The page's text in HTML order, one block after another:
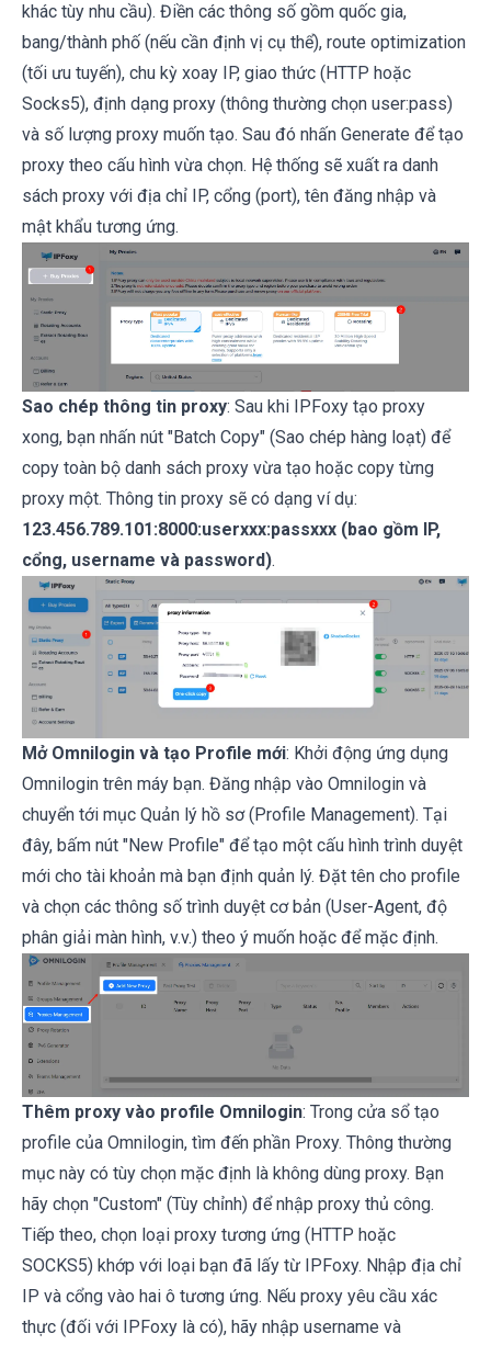
khác tùy nhu cầu). Điền các thông số gồm quốc gia,
bang/thành phố (nếu cần định vị cụ thể), route optimization
(tối ưu tuyến), chu kỳ xoay IP, giao thức (HTTP hoặc
Socks5), định dạng proxy (thông thường chọn user:pass)
và số lượng proxy muốn tạo. Sau đó nhấn Generate để tạo
proxy theo cấu hình vừa chọn. Hệ thống sẽ xuất ra danh
sách proxy với địa chỉ IP, cổng (port), tên đăng nhập và
mật khẩu tương ứng.
Sao chép thông tin proxy: Sau khi IPFoxy tạo proxy
xong, bạn nhấn nút "Batch Copy" (Sao chép hàng loạt) để
copy toàn bộ danh sách proxy vừa tạo hoặc copy từng
proxy một. Thông tin proxy sẽ có dạng ví dụ:
123.456.789.101:8000:userxxx:passxxx (bao gồm IP,
cổng, username và password).
Mở Omnilogin và tạo Profile mới: Khởi động ứng dụng
Omnilogin trên máy bạn. Đăng nhập vào Omnilogin và
chuyển tới mục Quản lý hồ sơ (Profile Management). Tại
đây, bấm nút "New Profile" để tạo một cấu hình trình duyệt
mới cho tài khoản mà bạn định quản lý. Đặt tên cho profile
và chọn các thông số trình duyệt cơ bản (User-Agent, độ
phân giải màn hình, v.v.) theo ý muốn hoặc để mặc định.
Thêm proxy vào profile Omnilogin: Trong cửa sổ tạo
profile của Omnilogin, tìm đến phần Proxy. Thông thường
mục này có tùy chọn mặc định là không dùng proxy. Bạn
hãy chọn "Custom" (Tùy chỉnh) để nhập proxy thủ công.
Tiếp theo, chọn loại proxy tương ứng (HTTP hoặc
SOCKS5) khớp với loại bạn đã lấy từ IPFoxy. Nhập địa chỉ
IP và cổng vào hai ô tương ứng. Nếu proxy yêu cầu xác
thực (đối với IPFoxy là có), hãy nhập username và